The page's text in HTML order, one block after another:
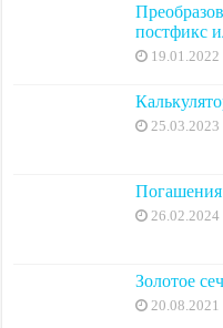
постфикс
19.01.2022
25.03.2023
26.02.2024
Золотое
20.08.2021